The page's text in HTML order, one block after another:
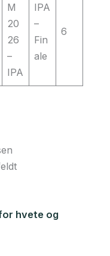
M
20
26
–
IPA
IPA
–
Fin
ale
6
hvete og